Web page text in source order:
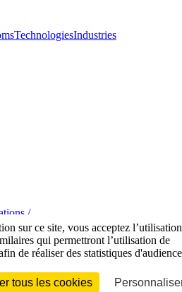
TechnologiesIndustries
/
VerbatimAu fil des (e)X
sur ce site, vous acceptez l’utilisation
qui permettront l’utilisation de
de réaliser des statistiques d'audience
tous les cookies